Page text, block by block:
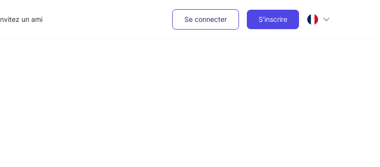
un ami Se connecter S’inscrire